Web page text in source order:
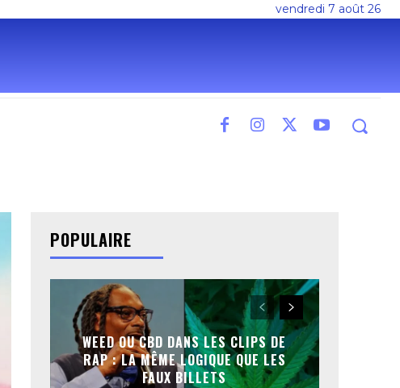
vendredi 7 août 26
POPULAIRE
WEED OU CBD DANS LES CLIPS DE
RAP : LA MÊME LOGIQUE QUE LES
FAUX BILLETS